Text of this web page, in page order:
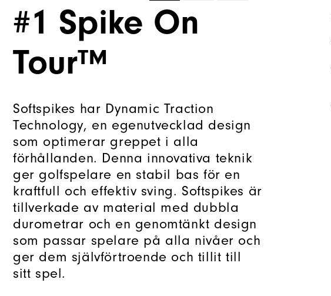
#1 Spike On
Tour™
Softspikes har Dynamic Traction
Technology, en egenutvecklad design
som optimerar greppet i alla
förhållanden. Denna innovativa teknik
ger golfspelare en stabil bas för en
kraftfull och effektiv sving. Softspikes är
tillverkade av material med dubbla
durometrar och en genomtänkt design
som passar spelare på alla nivåer och
ger dem självförtroende och tillit till
sitt spel.